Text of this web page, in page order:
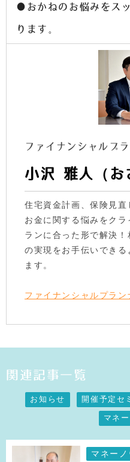
●おかねのお悩みをス
ります。
ファイナンシャルプ
小沢 雅人（お
住宅資金計画、保険見
お金に関する悩みをク
ランに合った形で解決
の実現をお手伝いでき
ます。
ファイナンシャルプラン
関連記事一覧
お知らせ 開催予定セ
マネ
マネーノ